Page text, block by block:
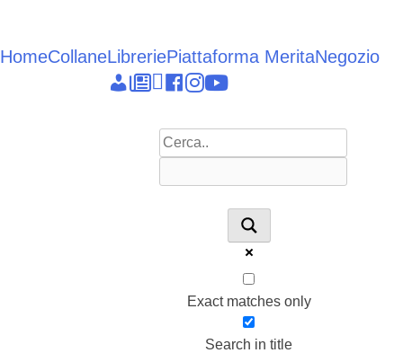
contenuto
HomeCollaneLibreriePiattaforma MeritaNegozio
Epieikeia
Dettagli
News
Linkedin
facebook
instagram
youtube
Exact matches only
Search in title